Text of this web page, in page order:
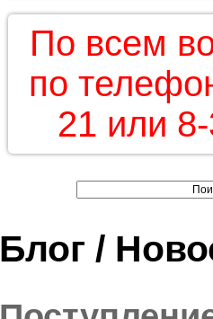
По всем
по
21 или
Блог /